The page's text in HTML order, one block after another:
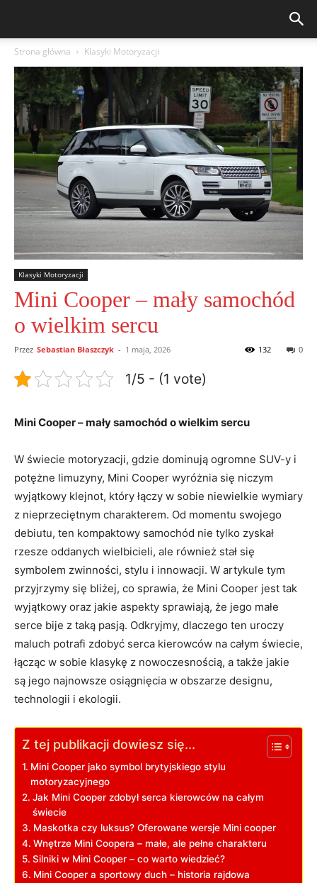
Strona główna Klasyki Motoryzacji
Klasyki Motoryzacji
Mini Cooper – mały samochód
o wielkim sercu
Przez Sebastian Błaszczyk - 1 maja, 2026 0
132
1/5 - (1 vote)
Mini Cooper – mały samochód o wielkim sercu
W świecie motoryzacji, gdzie dominują ogromne SUV-y i
potężne limuzyny, Mini Cooper wyróżnia się niczym
wyjątkowy klejnot, który łączy w sobie niewielkie wymiary
z nieprzeciętnym charakterem. Od momentu swojego
debiutu, ten kompaktowy samochód nie tylko zyskał
rzesze oddanych wielbicieli, ale również stał się
symbolem zwinności, stylu i innowacji. W artykule tym
przyjrzymy się bliżej, co sprawia, że Mini Cooper jest tak
wyjątkowy oraz jakie aspekty sprawiają, że jego małe
serce bije z taką pasją. Odkryjmy, dlaczego ten uroczy
maluch potrafi zdobyć serca kierowców na całym świecie,
łącząc w sobie klasykę z nowoczesnością, a także jakie
są jego najnowsze osiągnięcia w obszarze designu,
technologii i ekologii.
Z tej publikacji dowiesz się...
Mini Cooper jako symbol brytyjskiego stylu
motoryzacyjnego
Jak Mini Cooper zdobył serca kierowców na całym
świecie
Maskotka czy luksus? Oferowane wersje Mini cooper
Wnętrze Mini Coopera – małe, ale pełne charakteru
Silniki w Mini Cooper – co warto wiedzieć?
Mini Cooper a sportowy duch – historia rajdowa